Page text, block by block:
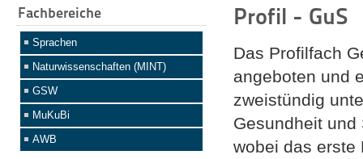
Fachbereiche
Sprachen
Naturwissenschaften (MINT)
GSW
MuKuBi
AWB
Profil - GuS
Das Profilfach
angeboten und
zweistündig
Gesundheit
wobei das erste